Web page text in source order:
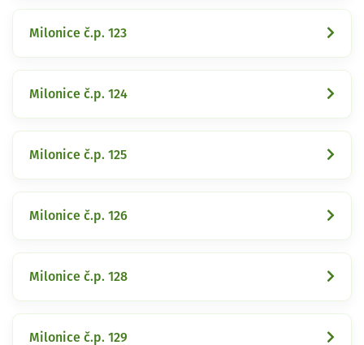
Milonice č.p. 123
Milonice č.p. 124
Milonice č.p. 125
Milonice č.p. 126
Milonice č.p. 128
Milonice č.p. 129